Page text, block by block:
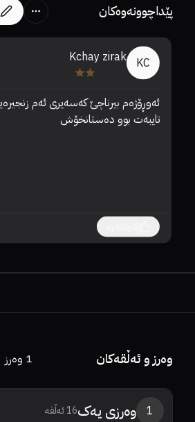
پێداچوونەوەکان
KC
Kchay zirak
تایبەت بوو دەستانخۆش
وەرز و ئەڵقەکان 1 وەرز
1 وەرزی یەک16ئەڵقە